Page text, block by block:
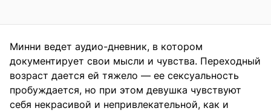
Минни ведет аудио-дневник, в котором
документирует свои мысли и чувства. Переходный
возраст дается ей тяжело — ее сексуальность
пробуждается, но при этом девушка чувствуют
себя некрасивой и непривлекательной, как и